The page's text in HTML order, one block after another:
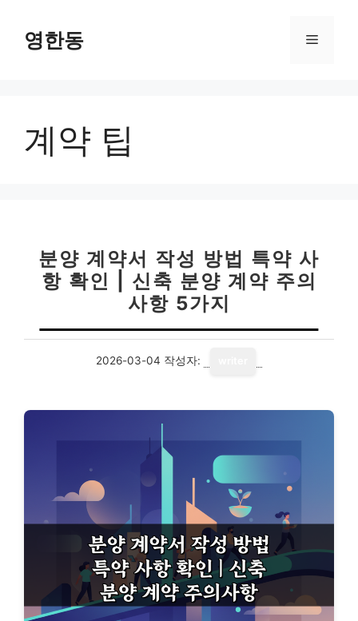
영한동 메
계약 팁
분양 계약서 작성 방법 특약 사
항 확인 | 신축 분양 계약 주의
사항 5가지
2026-03-04 작성자: